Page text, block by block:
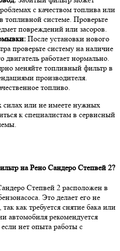
с качеством топлива или
топливной системе. Проверьте
повреждений или засоров.
После установки нового
проверьте систему на наличие
двигатель работает нормально.
меняйте топливный фильтр в
производителя.
топливо.
или не имеете нужных
к специалистам в сервисный
на Рено Сандеро Степвей 2?
Степвей 2 расположен в
Это делает его не
как требуется снятие бака или
автомобиля рекомендуется
нет опыта работы с